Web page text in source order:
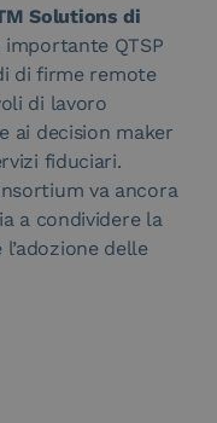
Solutions di
QTSP
di firme remote
di lavoro
ai decision maker
fiduciari.
va ancora
a condividere la
delle